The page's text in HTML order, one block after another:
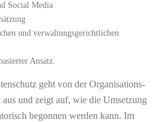
Social Media
und verwaltungsgerichtlichen
Ansatz.
geht von der Organisations-
und zeigt auf, wie die Umsetzung
begonnen werden kann. Im